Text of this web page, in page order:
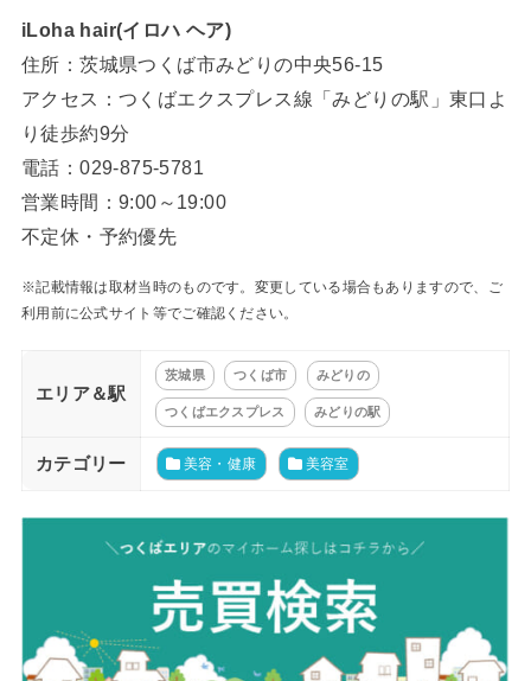
iLoha hair(イロハ ヘア)
住所：茨城県つくば市みどりの中央56-15
アクセス：つくばエクスプレス線「みどりの駅」東口よ
り徒歩約9分
電話：029-875-5781
営業時間：9:00～19:00
不定休・予約優先
※記載情報は取材当時のものです。変更している場合もありますので、ご
利用前に公式サイト等でご確認ください。
エリア＆駅
茨城県 つくば市 みどりの
つくばエクスプレス みどりの駅
カテゴリー 美容・健康 美容室